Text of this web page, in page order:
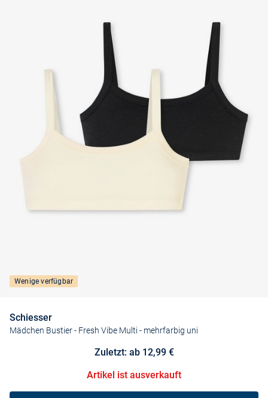
Wenige verfügbar
Schiesser
Mädchen Bustier - Fresh Vibe Multi - mehrfarbig uni
Zuletzt: ab 12,99 €
Artikel ist ausverkauft